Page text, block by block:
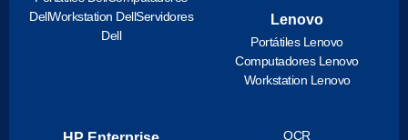
DellWorkstation DellServidores
Dell
Lenovo
Portátiles Lenovo
Computadores Lenovo
Workstation Lenovo
OCR